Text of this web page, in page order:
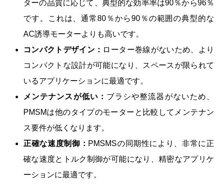
ターの品質に応じて、典型的な効率率は90％から96％
です。これは、通常80％から90％の範囲の典型的な
AC誘導モーターよりも高いです。
コンパクトデザイン： ローター巻線がないため、より
コンパクトな設計が可能になり、スペースが限られて
いるアプリケーションに最適です。
メンテナンスが低い： ブラシや整流器がないため、
PMSMは他のタイプのモーターと比較してメンテナン
ス要件が低くなります。
正確な速度制御： PMSMSの同期性により、非常に正
確な速度とトルク制御が可能になり、精密なアプリケ
ーションに最適です。